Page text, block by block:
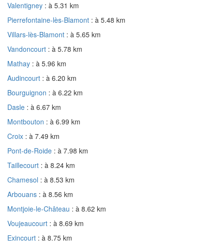
Valentigney : à 5.31 km
Pierrefontaine-lès-Blamont : à 5.48 km
Villars-lès-Blamont : à 5.65 km
Vandoncourt : à 5.78 km
Mathay : à 5.96 km
Audincourt : à 6.20 km
Bourguignon : à 6.22 km
Dasle : à 6.67 km
Montbouton : à 6.99 km
Croix : à 7.49 km
Pont-de-Roide : à 7.98 km
Taillecourt : à 8.24 km
Chamesol : à 8.53 km
Arbouans : à 8.56 km
Montjoie-le-Château : à 8.62 km
Voujeaucourt : à 8.69 km
Exincourt : à 8.75 km